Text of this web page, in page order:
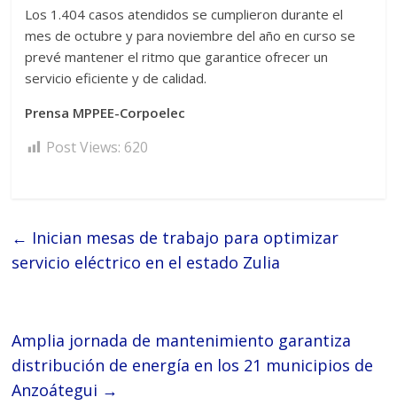
Los 1.404 casos atendidos se cumplieron durante el
mes de octubre y para noviembre del año en curso se
prevé mantener el ritmo que garantice ofrecer un
servicio eficiente y de calidad.
Prensa MPPEE-Corpoelec
Post Views: 620
← Inician mesas de trabajo para optimizar
servicio eléctrico en el estado Zulia
Amplia jornada de mantenimiento garantiza
distribución de energía en los 21 municipios de
Anzoátegui →